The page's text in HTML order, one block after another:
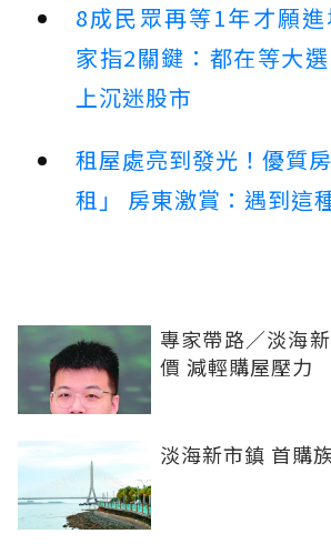
8成民眾再等1年才願
家指2關鍵：都在等大
上沉迷股市
租屋處亮到發光！優質
租」 房東激賞：遇到這
專家帶路／淡海
價 減輕購屋壓力
淡海新市鎮 首購